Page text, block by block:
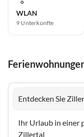
WLAN
9 Unterkünfte
Entdecken Sie
Ihr Urlaub in einer
Zillertal